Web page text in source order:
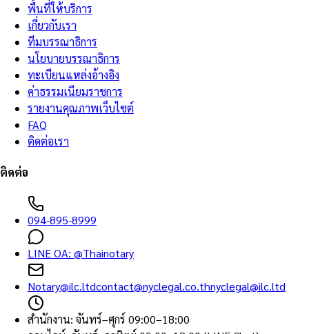
พื้นที่ให้บริการ
เกี่ยวกับเรา
ทีมบรรณาธิการ
นโยบายบรรณาธิการ
ทะเบียนแหล่งอ้างอิง
ค่าธรรมเนียมราชการ
รายงานคุณภาพเว็บไซต์
FAQ
ติดต่อเรา
ติดต่อ
094-895-8999
LINE OA: @Thainotary
Notary@ilc.ltdcontact@nyclegal.co.thnyclegal@ilc.ltd
สำนักงาน: จันทร์–ศุกร์ 09:00–18:00